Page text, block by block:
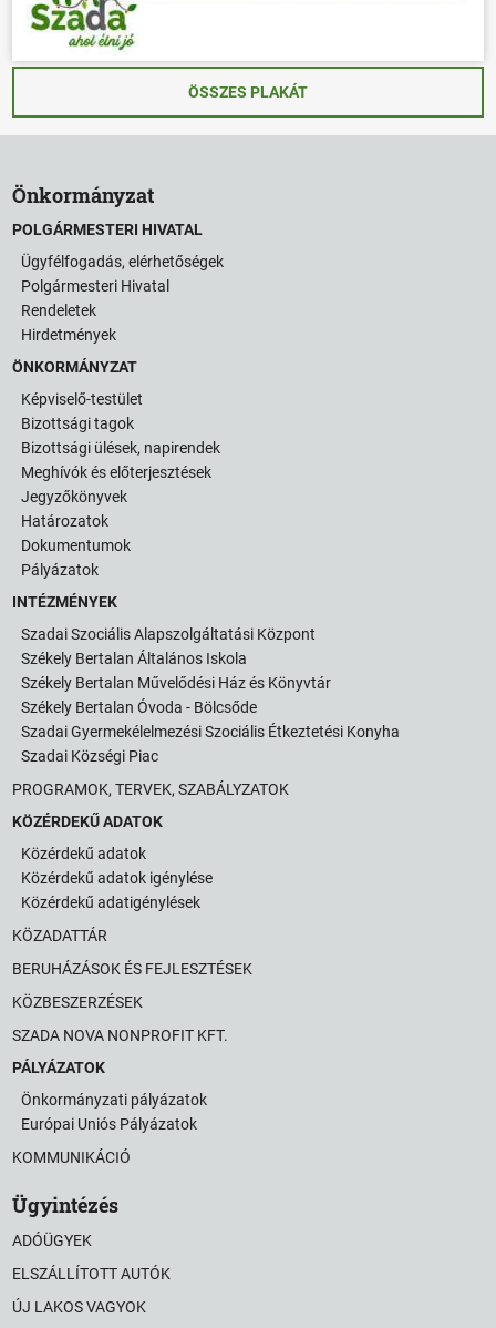
ÖSSZES PLAKÁT
Önkormányzat
POLGÁRMESTERI HIVATAL
Ügyfélfogadás, elérhetőségek
Polgármesteri Hivatal
Rendeletek
Hirdetmények
ÖNKORMÁNYZAT
Képviselő-testület
Bizottsági tagok
Bizottsági ülések, napirendek
Meghívók és előterjesztések
Jegyzőkönyvek
Határozatok
Dokumentumok
Pályázatok
INTÉZMÉNYEK
Szadai Szociális Alapszolgáltatási Központ
Székely Bertalan Általános Iskola
Székely Bertalan Művelődési Ház és Könyvtár
Székely Bertalan Óvoda - Bölcsőde
Szadai Gyermekélelmezési Szociális Étkeztetési Konyha
Szadai Községi Piac
PROGRAMOK, TERVEK, SZABÁLYZATOK
KÖZÉRDEKŰ ADATOK
Közérdekű adatok
Közérdekű adatok igénylése
Közérdekű adatigénylések
KÖZADATTÁR
BERUHÁZÁSOK ÉS FEJLESZTÉSEK
KÖZBESZERZÉSEK
SZADA NOVA NONPROFIT KFT.
PÁLYÁZATOK
Önkormányzati pályázatok
Európai Uniós Pályázatok
KOMMUNIKÁCIÓ
Ügyintézés
ADÓÜGYEK
ELSZÁLLÍTOTT AUTÓK
ÚJ LAKOS VAGYOK